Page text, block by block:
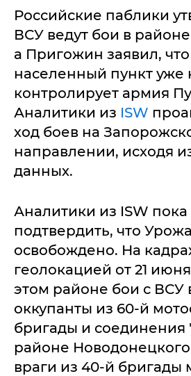
Российские паблики
ВСУ ведут бои в
а Пригожин заявил,
населенный пункт уже
контролирует армия
Аналитики из ISW
ход боев на
направлении, исходя
данных.
Аналитики из ISW пока
подтвердить, что
освобождено. На
геолокацией от 21
этом районе бои с ВСУ
оккупанты из 60-й
бригады и соединения
районе Новодонецкого
враги из 40-й бригады